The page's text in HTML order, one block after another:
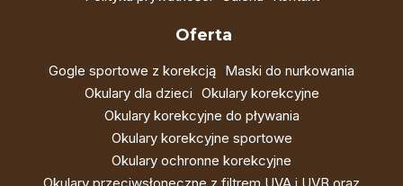
Oferta
Gogle sportowe z korekcją Maski do nurkowania
Okulary dla dzieci Okulary korekcyjne
Okulary korekcyjne do pływania
Okulary korekcyjne sportowe
Okulary ochronne korekcyjne